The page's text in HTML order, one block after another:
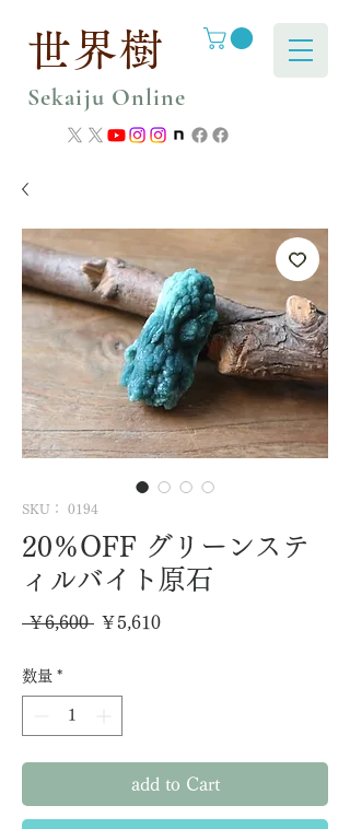
世界樹
Sekaiju Online
SKU： 0194
20％OFF グリーンステ
ィルバイト原石
￥6,600 通
価
￥5,610セ
格
数量 *
add to Cart